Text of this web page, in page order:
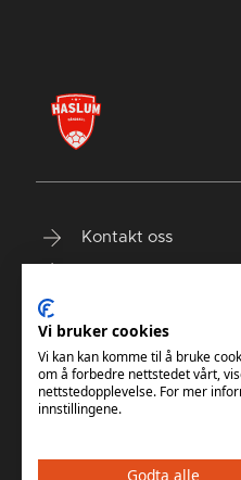
Kontakt oss
Vi bruker cookies
Vi kan kan komme til å bruke
om å forbedre nettstedet vårt,
nettstedopplevelse. For mer
innstillingene.
Godta alle